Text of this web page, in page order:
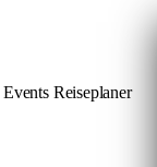
Events Reiseplaner